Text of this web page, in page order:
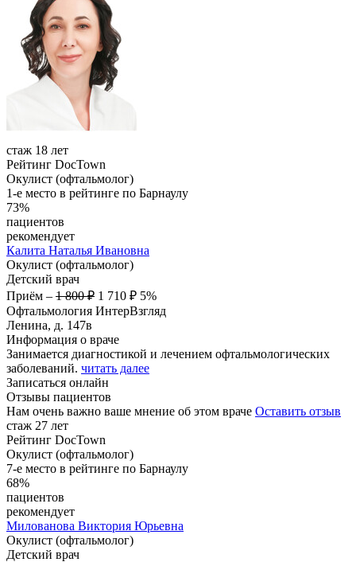
стаж 18 лет
Рейтинг DocTown
Окулист (офтальмолог)
1-е место в рейтинге по Барнаулу
73%
пациентов
рекомендует
Калита Наталья Ивановна
Окулист (офтальмолог)
Детский врач
Приём – 1 800 ₽ 1 710 ₽ 5%
Офтальмология ИнтерВзгляд
Ленина, д. 147в
Информация о враче
Занимается диагностикой и лечением офтальмологических
заболеваний. читать далее
Записаться онлайн
Отзывы пациентов
Нам очень важно ваше мнение об этом враче Оставить отзыв
стаж 27 лет
Рейтинг DocTown
Окулист (офтальмолог)
7-е место в рейтинге по Барнаулу
68%
пациентов
рекомендует
Милованова Виктория Юрьевна
Окулист (офтальмолог)
Детский врач